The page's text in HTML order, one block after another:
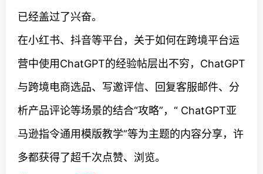
已经盖过了兴奋。
在小红书、抖音等平台，关于如何在跨境平台运
营中使用ChatGPT的经验帖层出不穷，ChatGPT
与跨境电商选品、写邀评信、回复客服邮件、分
析产品评论等场景的结合“攻略”，“ ChatGPT亚
马逊指令通用模版教学”等为主题的内容分享，许
多都获得了超千次点赞、浏览。